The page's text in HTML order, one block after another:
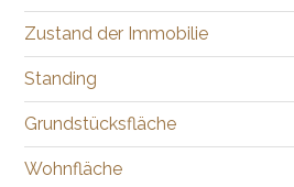
Zustand der Immobilie
Standing
Grundstücksfläche
Wohnfläche